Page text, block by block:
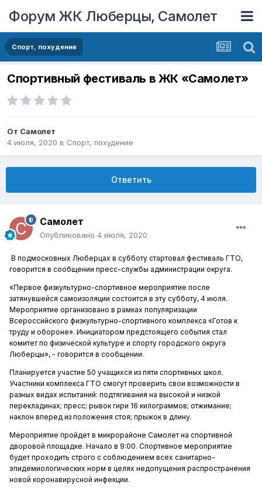
Форум ЖК Люберцы, Самолет
Спорт, похудение
Спортивный фестиваль в ЖК «Самолет»
От Самолет
4 июля, 2020 в Спорт, похудение
Ответить
Самолет
Опубликовано 4 июля, 2020
В подмосковных Люберцах в субботу стартовал фестиваль ГТО,
говорится в сообщении пресс-службы администрации округа.
«Первое физкультурно-спортивное мероприятие после
затянувшейся самоизоляции состоится в эту субботу, 4 июля.
Мероприятие организовано в рамках популяризации
Всероссийского физкультурно-спортивного комплекса «Готов к
труду и обороне». Инициатором предстоящего события стал
комитет по физической культуре и спорту городского округа
Люберцы», - говорится в сообщении.
Планируется участие 50 учащихся из пяти спортивных школ.
Участники комплекса ГТО смогут проверить свои возможности в
разных видах испытаний: подтягивания на высокой и низкой
перекладинах; пресс; рывок гири 16 килограммов; отжимание;
наклон вперед из положения стоя; прыжок в длину.
Мероприятие пройдет в микрорайоне Самолет на спортивной
дворовой площадке. Начало в 9:00. Спортивное мероприятие
будет проходить строго с соблюдением всех санитарно-
эпидемиологических норм в целях недопущения распространения
новой коронавирусной инфекции.